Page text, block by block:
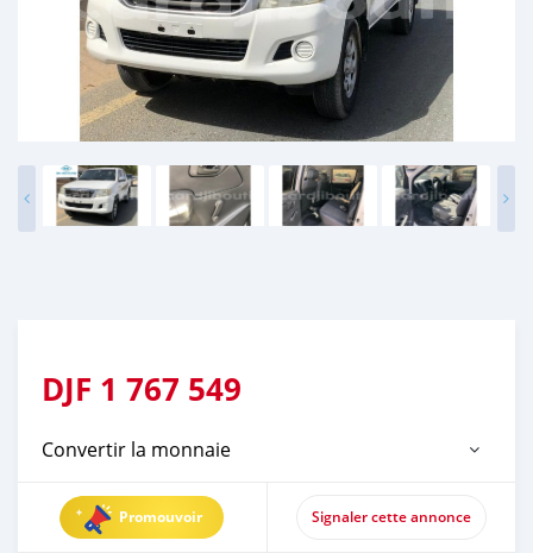
DJF 1 767 549
Convertir la monnaie
Promouvoir Signaler cette annonce